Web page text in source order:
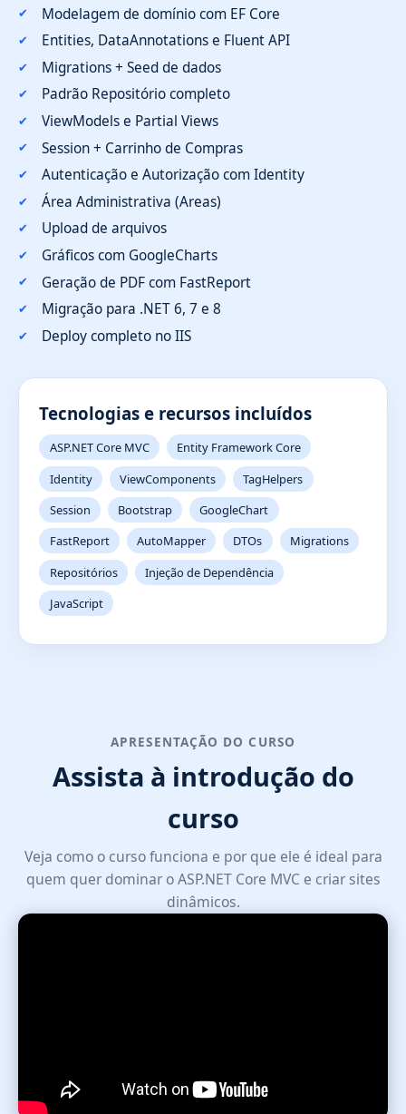
Modelagem de domínio com EF Core
Entities, DataAnnotations e Fluent API
Migrations + Seed de dados
Padrão Repositório completo
ViewModels e Partial Views
Session + Carrinho de Compras
Autenticação e Autorização com Identity
Área Administrativa (Areas)
Upload de arquivos
Gráficos com GoogleCharts
Geração de PDF com FastReport
Migração para .NET 6, 7 e 8
Deploy completo no IIS
Tecnologias e recursos incluídos
ASP.NET Core MVC
Entity Framework Core
Identity
ViewComponents
TagHelpers
Session
Bootstrap
GoogleChart
FastReport
AutoMapper DTOs
Migrations
Repositórios
Injeção de Dependência
JavaScript
APRESENTAÇÃO DO CURSO
Assista à introdução do
curso
Veja como o curso funciona e por que ele é ideal para
quem quer dominar o ASP.NET Core MVC e criar sites
dinâmicos.